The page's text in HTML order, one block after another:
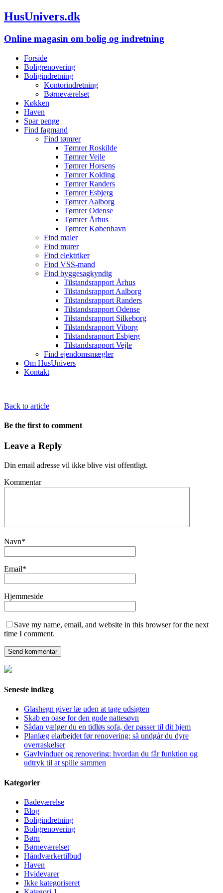
HusUnivers.dk
Online magasin om bolig og indretning
Forside
Boligrenovering
Boligindretning
Kontorindretning
Børneværelset
Køkken
Haven
Spar penge
Find fagmand
Find tømrer
Tømrer Roskilde
Tømrer Vejle
Tømrer Horsens
Tømrer Kolding
Tømrer Randers
Tømrer Esbjerg
Tømrer Aalborg
Tømrer Odense
Tømrer Århus
Tømrer København
Find maler
Find murer
Find elektriker
Find VSS-mand
Find byggesagkyndig
Tilstandsrapport Århus
Tilstandsrapport Aalborg
Tilstandsrapport Randers
Tilstandsrapport Odense
Tilstandsrapport Silkeborg
Tilstandsrapport Viborg
Tilstandsrapport Esbjerg
Tilstandsrapport Vejle
Find ejendomsmægler
Om HusUnivers
Kontakt
Back to article
Be the first to comment
Leave a Reply
Din email adresse vil ikke blive vist offentligt.
Kommentar
Navn*
Email*
Hjemmeside
Save my name, email, and website in this browser for the next
time I comment.
Seneste indlæg
Glashegn giver læ uden at tage udsigten
Skab en oase for den gode nattesøvn
Sådan vælger du en tidløs sofa, der passer til dit hjem
Planlæg elarbejdet før renovering: så undgår du dyre
overraskelser
Gavlvinduer og renovering: hvordan du får funktion og
udtryk til at spille sammen
Kategorier
Badeværelse
Blog
Boligindretning
Boligrenovering
Børn
Børneværelset
Håndværkertilbud
Haven
Hvidevarer
Ikke kategoriseret